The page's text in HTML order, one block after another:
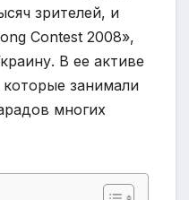
зрителей, и
Contest 2008»,
В ее активе
занимали
многих